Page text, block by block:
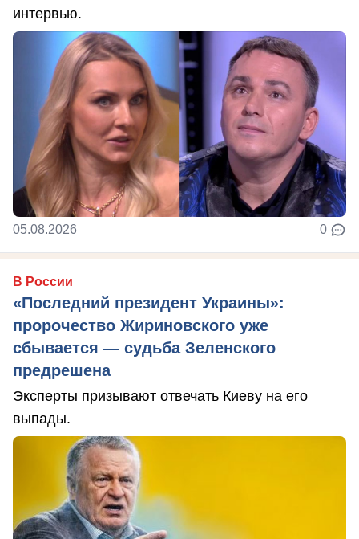
интервью.
05.08.2026 0
В России
«Последний президент Украины»:
пророчество Жириновского уже
сбывается — судьба Зеленского
предрешена
Эксперты призывают отвечать Киеву на его
выпады.